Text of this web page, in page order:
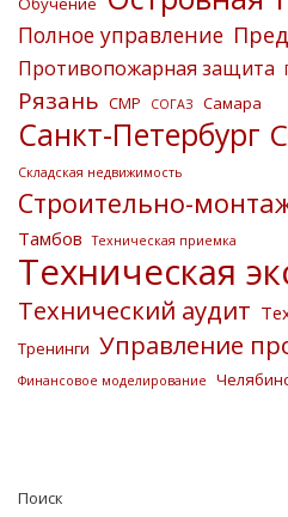
Полное управление
Противопожарная защита
Рязань СМР СОГАЗ Самара
Санкт-Петербург
Складская недвижимость
Строительно-
Тамбов Техническая приемка
Техническая
Технический аудит
Тренинги Управление
Финансовое моделирование
Поиск